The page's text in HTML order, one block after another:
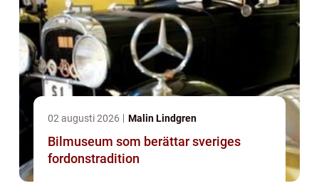
02 augusti 2026 Malin Lindgren
Bilmuseum som berättar sveriges
fordonstradition